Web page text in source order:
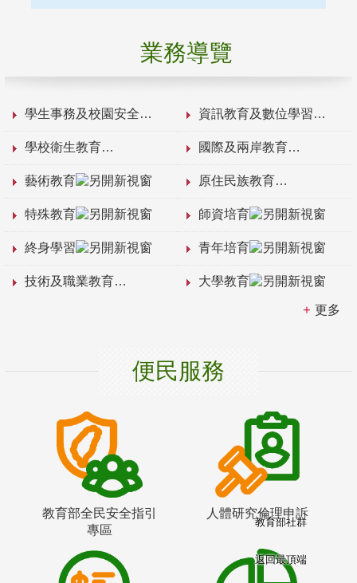
業務導覽
學生事務及校園安全 資訊教育及數位學習
學校衛生教育 國際及兩岸教育
藝術教育 原住民族教育
特殊教育 師資培育
終身學習 青年培育
技術及職業教育 大學教育
更多
便民服務
教育部全民安全指引
專區
人體研究倫理申訴
教育部社群
返回最頂端